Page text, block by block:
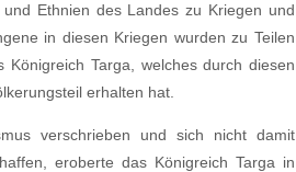
Ethnien des Landes zu Kriegen und
in diesen Kriegen wurden zu Teilen
Targa, welches durch diesen
erhalten hat.
verschrieben und sich nicht damit
eroberte das Königreich Targa in